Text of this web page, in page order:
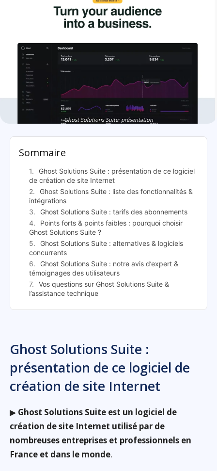
Ghost Solutions Suite: présentation
Sommaire
Ghost Solutions Suite : présentation de ce logiciel
de création de site Internet
Ghost Solutions Suite : liste des fonctionnalités &
intégrations
Ghost Solutions Suite : tarifs des abonnements
Points forts & points faibles : pourquoi choisir
Ghost Solutions Suite ?
Ghost Solutions Suite : alternatives & logiciels
concurrents
Ghost Solutions Suite : notre avis d’expert &
témoignages des utilisateurs
Vos questions sur Ghost Solutions Suite &
l’assistance technique
Ghost Solutions Suite :
présentation de ce logiciel de
création de site Internet
▶ Ghost Solutions Suite est un logiciel de
création de site Internet utilisé par de
nombreuses entreprises et professionnels en
France et dans le monde.